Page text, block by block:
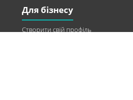
Для бізнесу
Створити свій профіль